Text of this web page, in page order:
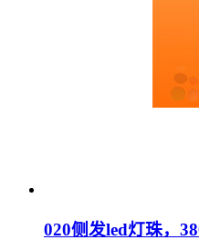
020侧发led灯珠，